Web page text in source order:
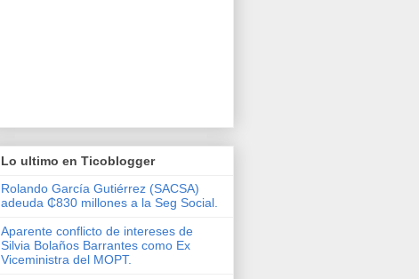
Lo ultimo en Ticoblogger
Rolando García Gutiérrez (SACSA)
adeuda ₵830 millones a la Seg Social.
Aparente conflicto de intereses de
Silvia Bolaños Barrantes como Ex
Viceministra del MOPT.